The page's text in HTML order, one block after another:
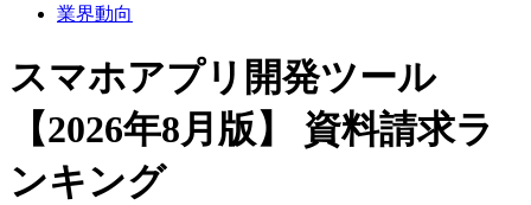
業界動向
スマホアプリ開発ツール
【2026年8月版】 資料請求ラ
ンキング